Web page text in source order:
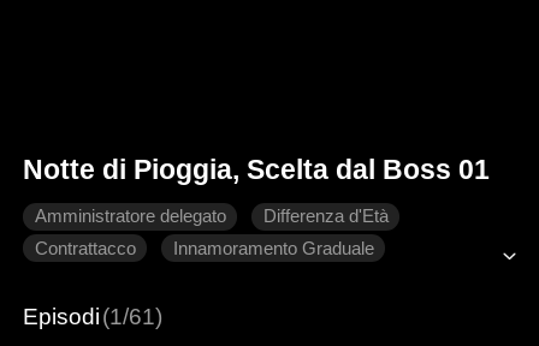
Notte di Pioggia, Scelta dal Boss 01
Amministratore delegato
Differenza d'Età
Contrattacco
Innamoramento Graduale
Episodi(1/61)